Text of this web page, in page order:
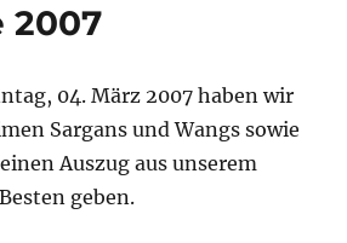
2007
04. März 2007 haben wir
Sargans und Wangs sowie
Auszug aus unserem
geben.